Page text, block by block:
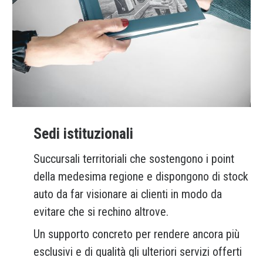
Sedi istituzionali
Succursali territoriali che sostengono i point
della medesima regione e dispongono di stock
auto da far visionare ai clienti in modo da
evitare che si rechino altrove.
Un supporto concreto per rendere ancora più
esclusivi e di qualità gli ulteriori servizi offerti